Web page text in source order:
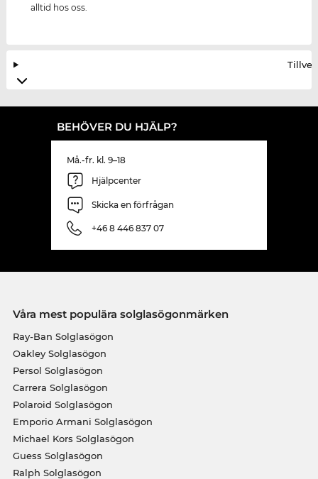
alltid hos oss.
BEHÖVER DU HJÄLP?
Må.-fr. kl. 9–18
Hjälpcenter
Skicka en förfrågan
+46 8 446 837 07
Våra mest populära solglasögonmärken
Ray-Ban Solglasögon
Oakley Solglasögon
Persol Solglasögon
Carrera Solglasögon
Polaroid Solglasögon
Emporio Armani Solglasögon
Michael Kors Solglasögon
Guess Solglasögon
Ralph Solglasögon